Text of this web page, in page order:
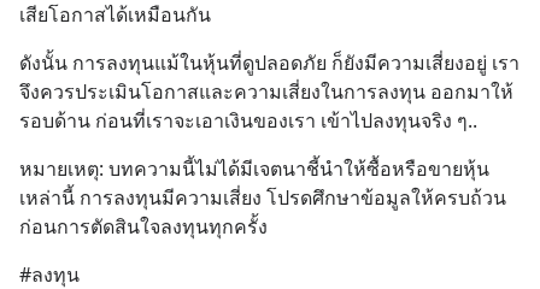
เสียโอกาสได้เหมือนกัน
ดังนั้น การลงทุนแม้ในหุ้นที่ดูปลอดภัย ก็ยังมีความเสี่ยงอยู่ เรา
จึงควรประเมินโอกาสและความเสี่ยงในการลงทุน ออกมาให้
รอบด้าน ก่อนที่เราจะเอาเงินของเรา เข้าไปลงทุนจริง ๆ..
หมายเหตุ: บทความนี้ไม่ได้มีเจตนาชี้นำให้ซื้อหรือขายหุ้น
เหล่านี้ การลงทุนมีความเสี่ยง โปรดศึกษาข้อมูลให้ครบถ้วน
ก่อนการตัดสินใจลงทุนทุกครั้ง
#ลงทุน